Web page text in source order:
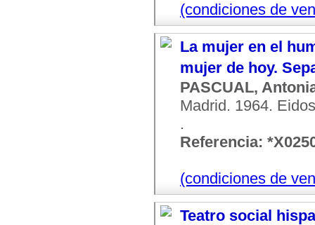
(condiciones de
La mujer en el
mujer de hoy.
PASCUAL,
Madrid. 1964.
.
Referencia:
(condiciones de
Teatro social